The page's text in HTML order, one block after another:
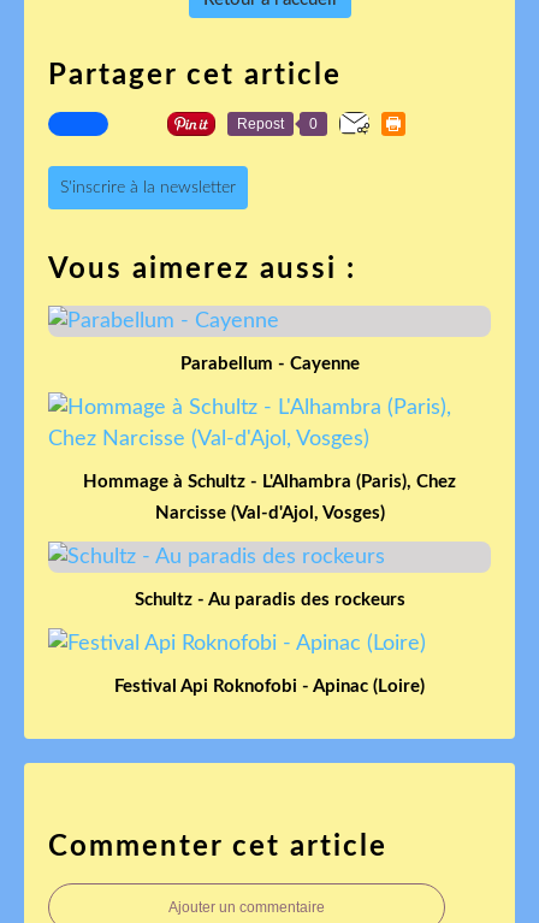
Partager cet article
Repost 0
S'inscrire à la newsletter
Vous aimerez aussi :
Parabellum - Cayenne
Hommage à Schultz - L'Alhambra (Paris), Chez
Narcisse (Val-d'Ajol, Vosges)
Schultz - Au paradis des rockeurs
Festival Api Roknofobi - Apinac (Loire)
Commenter cet article
Ajouter un commentaire